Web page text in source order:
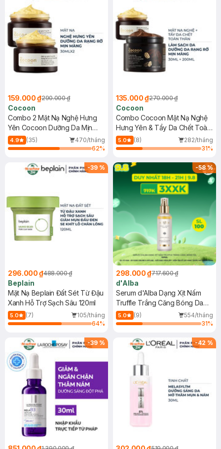
159.000 ₫290.000 ₫
Cocoon
Combo 2 Mặt Nạ Nghệ Hưng
Yên Cocoon Dưỡng Da Mịn
Màng 30ml
4.9 (35)
470/tháng
62%
135.000 ₫270.000 ₫
Cocoon
Combo Cocoon Mặt Nạ Nghệ
Hưng Yên & Tẩy Da Chết Toàn
Thân Cà Phê Đắk Lắk
30ml+200ml
5.0 (8)
282/tháng
31%
-39 %
296.000 ₫488.000 ₫
Beplain
Mặt Nạ Beplain Đất Sét Từ Đậu
Xanh Hỗ Trợ Sạch Sâu 120ml
5.0 (7)
105/tháng
64%
-58%
298.000 ₫717.600 ₫
d'Alba
Serum d'Alba Dạng Xịt Nấm
Truffle Trắng Căng Bóng Da
100ml
5.0 (9)
554/tháng
31%
-39 % -42 %